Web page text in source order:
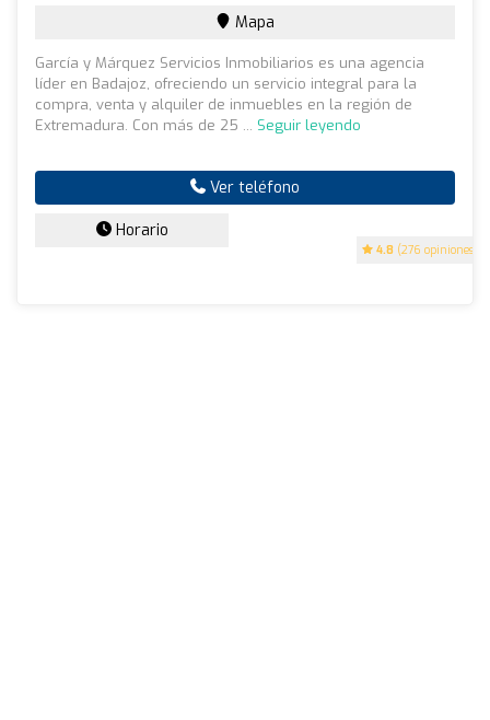
4.8 (276 opiniones)
Mapa
García y Márquez Servicios Inmobiliarios es una agencia
líder en Badajoz, ofreciendo un servicio integral para la
compra, venta y alquiler de inmuebles en la región de
Extremadura. Con más de 25 ... Seguir leyendo
Ver teléfono
Horario